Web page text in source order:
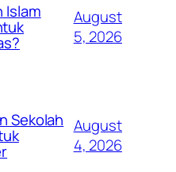
Islam
August
5, 2026
Sekolah August
4, 2026